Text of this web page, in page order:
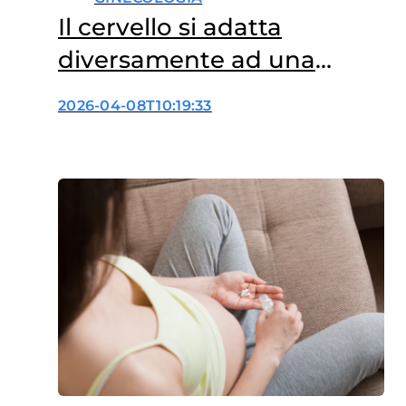
Il cervello si adatta
diversamente ad una
seconda gravidanza
2026-04-08T10:19:33